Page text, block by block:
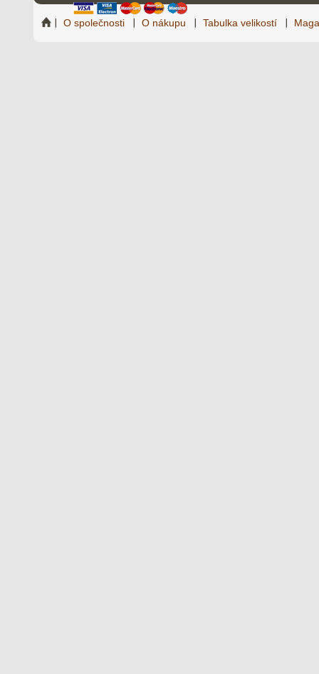
O společnosti O nákupu Tabulka velikostí